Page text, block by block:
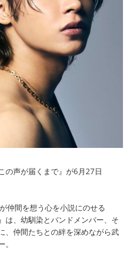
の声が届くまで』が6月27日
仲間を想う心を小説にのせる
、幼馴染とバンドメンバー、そ
、仲間たちとの絆を深めながら武